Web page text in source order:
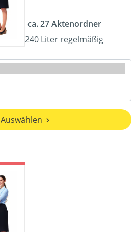
ca. 27 Aktenordner
240 Liter regelmäßig
Auswählen